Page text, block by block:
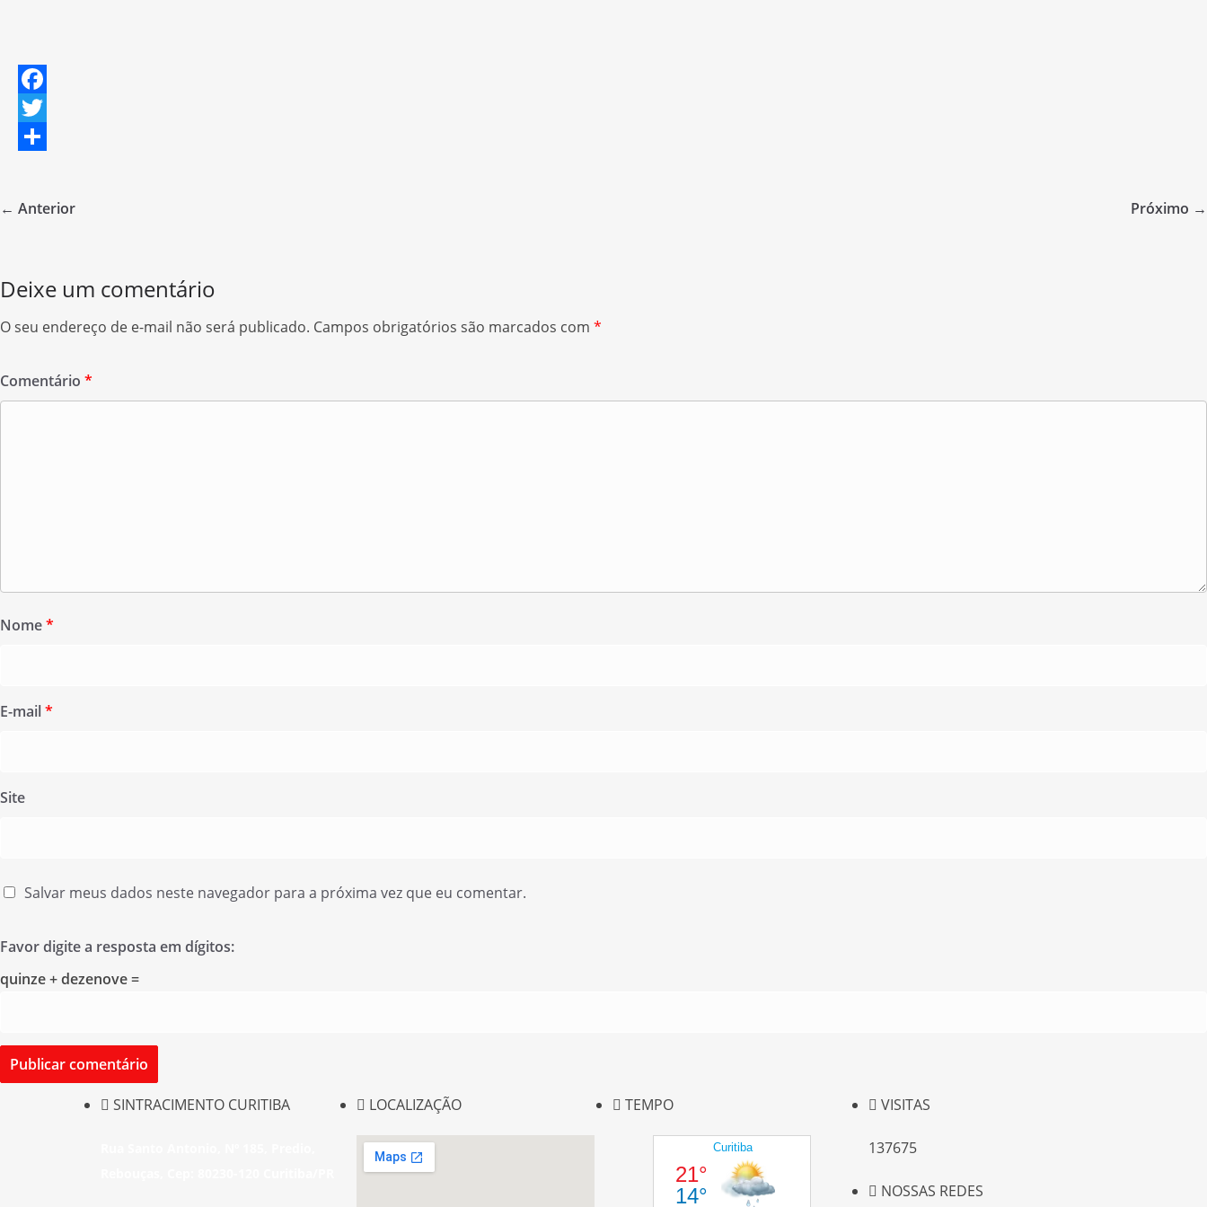
F
aT
← Anterior Próximo →
Deixe um comentário
O seu endereço de e-mail não será publicado. Campos obrigatórios são marcados com *
Comentário *
Nome*
E-mail*
Site
Salvar meus dados neste navegador para a próxima vez que eu comentar.
Favor digite a resposta em dígitos:
quinze + dezenove =
SINTRACIMENTO CURITIBA LOCALIZAÇÃO TEMPO VISITAS
137675
NOSSAS REDES